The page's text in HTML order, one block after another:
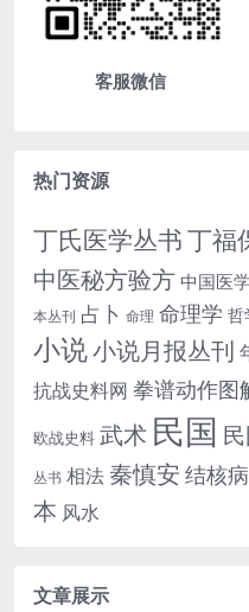
客服微信
热门资源
丁氏医学丛书丁福
中医秘方验方 中国医
本丛刊 占卜 命理 命理学 哲
小说小说月报丛刊
抗战史料网 拳谱动作图
欧战史料 武术 民国
丛书 相法 秦慎安 结核
本 风水
文章展示